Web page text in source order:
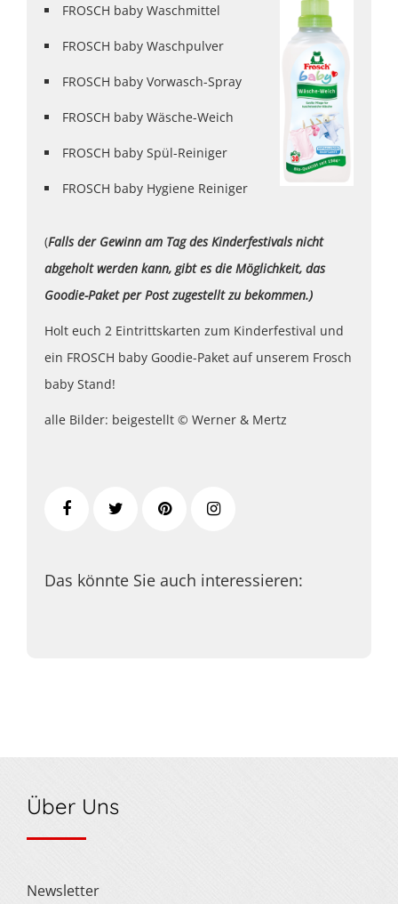
FROSCH baby Waschmittel
FROSCH baby Waschpulver
FROSCH baby Vorwasch-Spray
FROSCH baby Wäsche-Weich
FROSCH baby Spül-Reiniger
FROSCH baby Hygiene Reiniger
(Falls der Gewinn am Tag des Kinderfestivals nicht
abgeholt werden kann, gibt es die Möglichkeit, das
Goodie-Paket per Post zugestellt zu bekommen.)
Holt euch 2 Eintrittskarten zum Kinderfestival und
ein FROSCH baby Goodie-Paket auf unserem Frosch
baby Stand!
alle Bilder: beigestellt © Werner & Mertz
Das könnte Sie auch interessieren:
Über Uns
Newsletter